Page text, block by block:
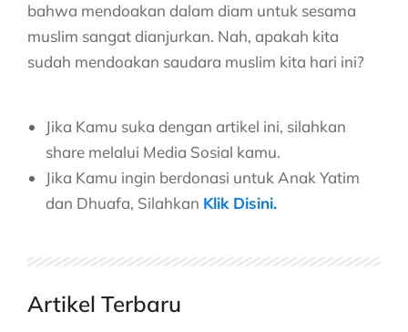
bahwa mendoakan dalam diam untuk sesama
muslim sangat dianjurkan. Nah, apakah kita
sudah mendoakan saudara muslim kita hari ini?
Jika Kamu suka dengan artikel ini, silahkan
share melalui Media Sosial kamu.
Jika Kamu ingin berdonasi untuk Anak Yatim
dan Dhuafa, Silahkan Klik Disini.
Artikel Terbaru